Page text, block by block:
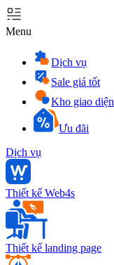
Menu
Dịch vụ
Sale giá tốt
Kho giao diện
Ưu đãi
Dịch vụ
Thiết kế Web4s
Thiết kế landing page